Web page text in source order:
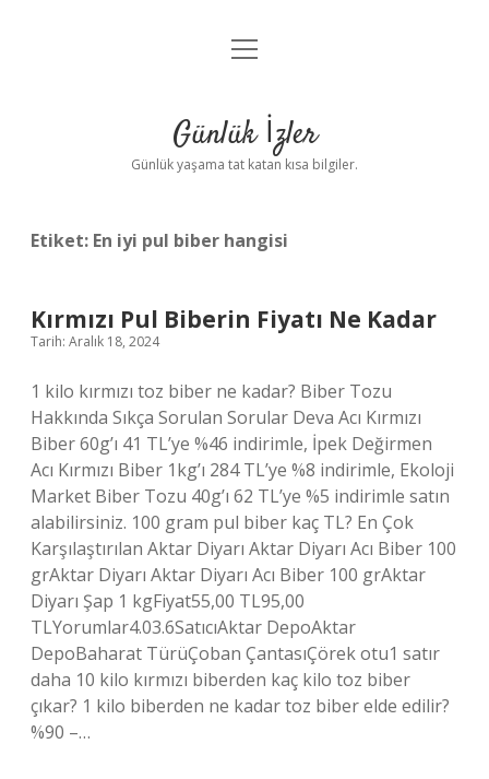
Anasayfa
Yasal Uyarı
menüyü
Günlük İzler
Günlük yaşama tat katan kısa bilgiler.
Etiket: En iyi pul biber hangisi
Kırmızı Pul Biberin Fiyatı Ne Kadar
Tarih: Aralık 18, 2024
1 kilo kırmızı toz biber ne kadar? Biber Tozu
Hakkında Sıkça Sorulan Sorular Deva Acı Kırmızı
Biber 60g’ı 41 TL’ye %46 indirimle, İpek Değirmen
Acı Kırmızı Biber 1kg’ı 284 TL’ye %8 indirimle, Ekoloji
Market Biber Tozu 40g’ı 62 TL’ye %5 indirimle satın
alabilirsiniz. 100 gram pul biber kaç TL? En Çok
Karşılaştırılan Aktar Diyarı Aktar Diyarı Acı Biber 100
grAktar Diyarı Aktar Diyarı Acı Biber 100 grAktar
Diyarı Şap 1 kgFiyat55,00 TL95,00
TLYorumlar4.03.6SatıcıAktar DepoAktar
DepoBaharat TürüÇoban ÇantasıÇörek otu1 satır
daha 10 kilo kırmızı biberden kaç kilo toz biber
çıkar? 1 kilo biberden ne kadar toz biber elde edilir?
%90 –…